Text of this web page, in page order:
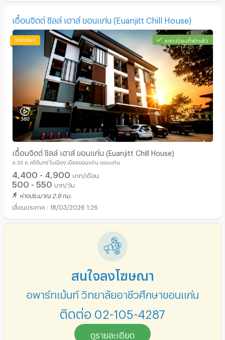
เอื้อนจิตต์ ชิลล์ เฮาส์ ขอนแก่น (Euanjitt Chill House)
ลงทะเบียนที่พักแล้ว
เอื้อนจิตต์ ชิลล์ เฮาส์ ขอนแก่น (Euanjitt Chill House)
ซ.33 ถ.ศรีจันทร์ ในเมือง เมืองขอนแก่น ขอนแก่น
4,400 - 4,900 บาท/เดือน
500 - 550 บาท/วัน
ห่างประมาณ 2.9 กม.
18/03/2026 1:26
สนใจลงโฆษณา
อพาร์ทเม้นท์ วิทยาลัยอาชีวศึกษาขอนแก่น
ติดต่อ 02-105-4287
ดูรายละเอียด